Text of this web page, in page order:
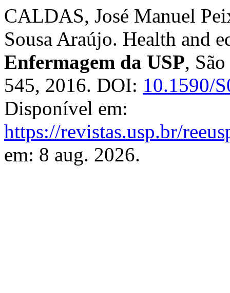
CALDAS, José Manuel
Sousa Araújo. Health and
Enfermagem da USP,
545, 2016. DOI: 10.1590/
Disponível em:
https://revistas.usp.br/
em: 8 aug. 2026.